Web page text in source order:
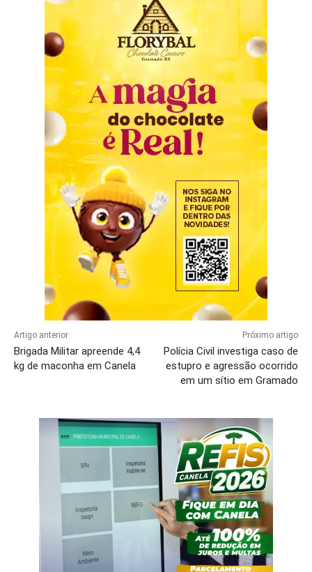
Artigo anterior
Brigada Militar apreende 4,4
kg de maconha em Canela
Próximo artigo
Polícia Civil investiga caso de
estupro e agressão ocorrido
em um sítio em Gramado